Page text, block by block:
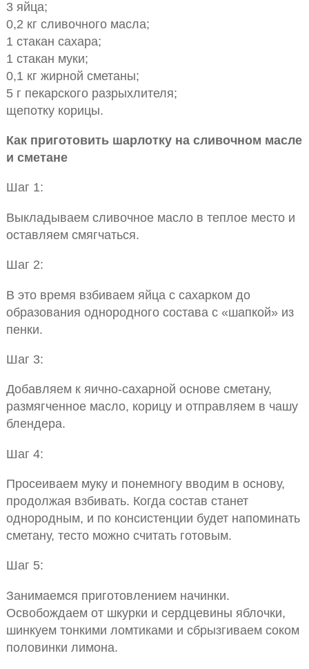
3 яйца;
0,2 кг сливочного масла;
1 стакан сахара;
1 стакан муки;
0,1 кг жирной сметаны;
5 г пекарского разрыхлителя;
щепотку корицы.
Как приготовить шарлотку на сливочном масле
и сметане
Шаг 1:
Выкладываем сливочное масло в теплое место и
оставляем смягчаться.
Шаг 2:
В это время взбиваем яйца с сахарком до
образования однородного состава с «шапкой» из
пенки.
Шаг 3:
Добавляем к яично-сахарной основе сметану,
размягченное масло, корицу и отправляем в чашу
блендера.
Шаг 4:
Просеиваем муку и понемногу вводим в основу,
продолжая взбивать. Когда состав станет
однородным, и по консистенции будет напоминать
сметану, тесто можно считать готовым.
Шаг 5:
Занимаемся приготовлением начинки.
Освобождаем от шкурки и сердцевины яблочки,
шинкуем тонкими ломтиками и сбрызгиваем соком
половинки лимона.